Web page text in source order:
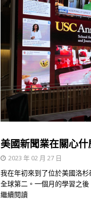
美國新聞業在關心什
2023 年 02 月 27 日
我在年初來到了位於美國洛
全球第二。一個月的學習之
繼續閱讀